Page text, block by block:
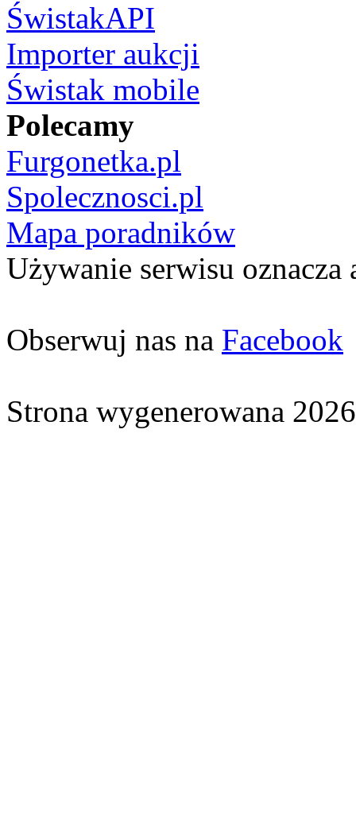
ŚwistakAPI
Importer aukcji
Świstak mobile
Polecamy
Furgonetka.pl
Spolecznosci.pl
Mapa poradników
Używanie serwisu oznacza
Obserwuj nas na Facebook
Strona wygenerowana